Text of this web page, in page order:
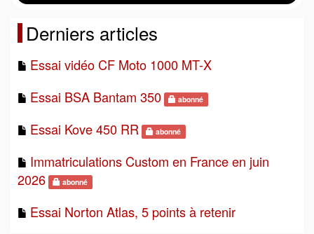
Derniers articles
Essai vidéo CF Moto 1000 MT-X
Essai BSA Bantam 350
abonné
Essai Kove 450 RR abonné
Immatriculations Custom en France en juin
2026
abonné
Essai Norton Atlas, 5 points à retenir